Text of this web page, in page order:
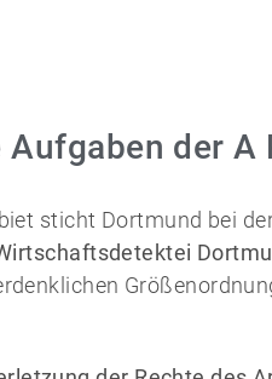
Aufgaben der
sticht Dortmund bei